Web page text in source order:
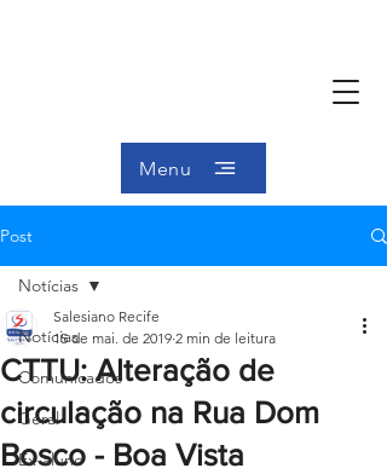
Menu
Post
Notícias
Comunicados
Geral
Ex-aluno
Notícias
CTTU: Alteração de
circulação na Rua Dom
Bosco - Boa Vista
Salesiano Recife
15 de mai. de 2019 2 min de leitura